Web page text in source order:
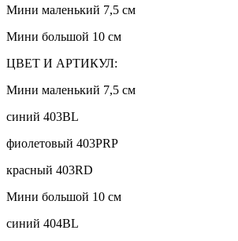
Мини маленький 7,5 см
Мини большой 10 см
ЦВЕТ И АРТИКУЛ:
Мини маленький 7,5 см
синий 403BL
фиолетовый 403PRP
красный 403RD
Мини большой 10 см
синий 404BL